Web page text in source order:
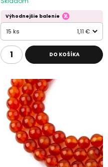
Výhodnejšie balenie
15 ks 1,11 €
DO KOŠÍKA